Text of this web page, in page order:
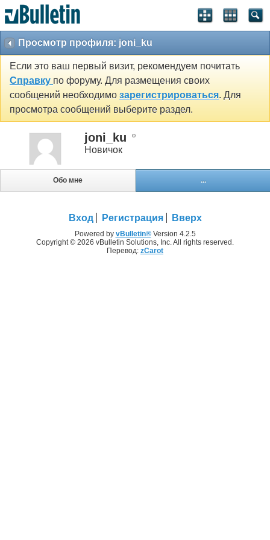
Просмотр профиля: joni_ku
Если это ваш первый визит, рекомендуем почитать
Справку по форуму. Для размещения своих
сообщений необходимо зарегистрироваться. Для
просмотра сообщений выберите раздел.
joni_ku
Новичок
Обо мне ...
Вход Регистрация Вверх
Powered by vBulletin®Version 4.2.5
Copyright © 2026 vBulletin Solutions, Inc. All rights reserved.
Перевод: zCarot